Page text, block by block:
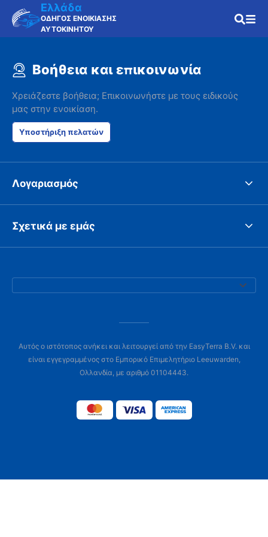
Ελλάδα
ΟΔΗΓΟΣ ΕΝΟΙΚΙΑΣΗΣ
ΑΥΤΟΚΙΝΗΤΟΥ
Βοήθεια και επικοινωνία
Χρειάζεστε βοήθεια; Επικοινωνήστε με τους ειδικούς
μας στην ενοικίαση.
Υποστήριξη πελατών
Λογαριασμός
Σχετικά με εμάς
Αυτός ο ιστότοπος ανήκει και λειτουργεί από την EasyTerra B.V. και
είναι εγγεγραμμένος στο Εμπορικό Επιμελητήριο Leeuwarden,
Ολλανδία, με αριθμό 01104443.